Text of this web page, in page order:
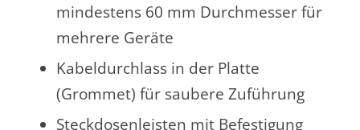
mindestens 60 mm Durchmesser für
mehrere Geräte
Kabeldurchlass in der Platte
(Grommet) für saubere Zuführung
Steckdosenleisten mit Befestigung